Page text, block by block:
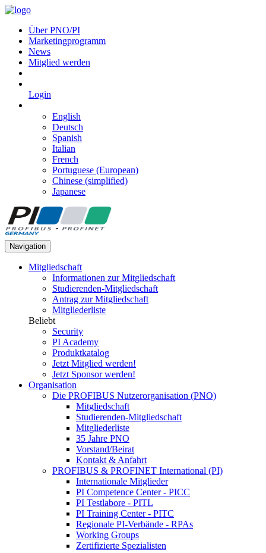
Über PNO/PI
Marketingprogramm
News
Mitglied werden
Login
English
Deutsch
Spanish
Italian
French
Portuguese (European)
Chinese (simplified)
Japanese
Navigation
Mitgliedschaft
Informationen zur Mitgliedschaft
Studierenden-Mitgliedschaft
Antrag zur Mitgliedschaft
Mitgliederliste
Beliebt
Security
PI Academy
Produktkatalog
Jetzt Mitglied werden!
Jetzt Sponsor werden!
Organisation
Die PROFIBUS Nutzerorganisation (PNO)
Mitgliedschaft
Studierenden-Mitgliedschaft
Mitgliederliste
35 Jahre PNO
Vorstand/Beirat
Kontakt & Anfahrt
PROFIBUS & PROFINET International (PI)
Internationale Mitglieder
PI Competence Center - PICC
PI Testlabore - PITL
PI Training Center - PITC
Regionale PI-Verbände - RPAs
Working Groups
Zertifizierte Spezialisten